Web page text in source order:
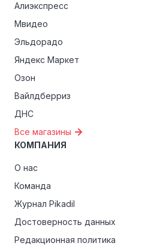
Алиэкспресс
Мвидео
Эльдорадо
Яндекс Маркет
Озон
Вайлдберриз
ДНС
Все магазины
КОМПАНИЯ
О нас
Команда
Журнал Pikadil
Достоверность данных
Редакционная политика